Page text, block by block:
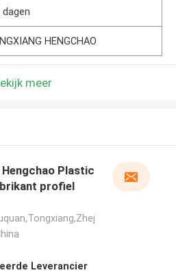
dagen
HENGCHAO
meer
Plastic
profiel
Leverancier